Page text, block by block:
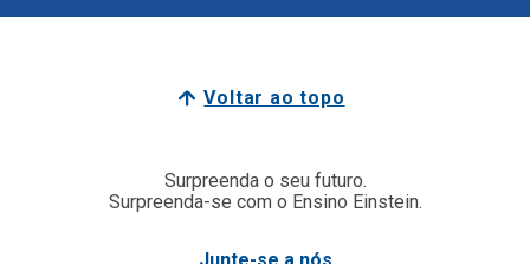
Voltar ao topo
Surpreenda o seu futuro.
Surpreenda-se com o Ensino Einstein.